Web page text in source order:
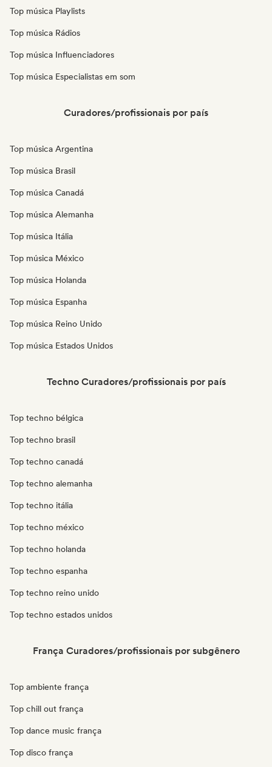
Top música Playlists
Top música Rádios
Top música Influenciadores
Top música Especialistas em som
Curadores/profissionais por país
Top música Argentina
Top música Brasil
Top música Canadá
Top música Alemanha
Top música Itália
Top música México
Top música Holanda
Top música Espanha
Top música Reino Unido
Top música Estados Unidos
Techno Curadores/profissionais por país
Top techno bélgica
Top techno brasil
Top techno canadá
Top techno alemanha
Top techno itália
Top techno méxico
Top techno holanda
Top techno espanha
Top techno reino unido
Top techno estados unidos
França Curadores/profissionais por subgênero
Top ambiente frança
Top chill out frança
Top dance music frança
Top disco frança